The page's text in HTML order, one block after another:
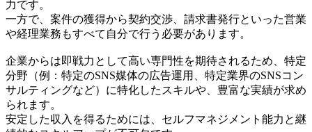
力です。
一方で、案件の獲得から契約交渉、請求書発行といった営業
や経理業務もすべて自分で行う必要があります。
企業からは即戦力として高い専門性を期待されるため、特定
分野（例：特定のSNS媒体の広告運用、特定業界のSNSコン
サルティングなど）に特化したスキルや、豊富な実績が求め
られます。
安定した収入を得るためには、セルフマネジメント能力と継